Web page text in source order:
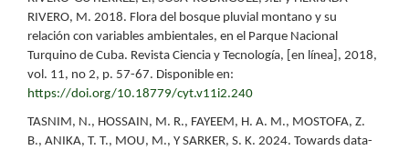
RIVERO, M. 2018. Flora del bosque pluvial montano y su
relación con variables ambientales, en el Parque Nacional
Turquino de Cuba. Revista Ciencia y Tecnología, [en línea], 2018,
vol. 11, no 2, p. 57-67. Disponible en:
https://doi.org/10.18779/cyt.v11i2.240
TASNIM, N., HOSSAIN, M. R., FAYEEM, H. A. M., MOSTOFA, Z.
B., ANIKA, T. T., MOU, M., Y SARKER, S. K. 2024. Towards data-